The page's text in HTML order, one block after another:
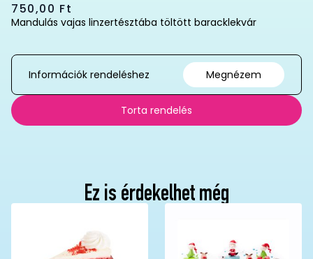
750,00 Ft
Mandulás vajas linzertésztába töltött baracklekvár
Információk rendeléshez Megnézem
Torta rendelés
Ez is érdekelhet még